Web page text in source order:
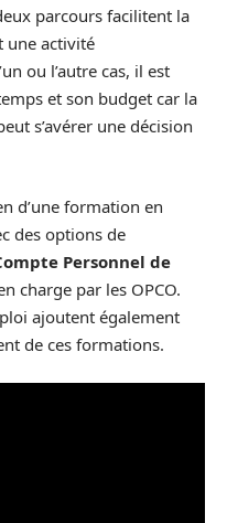
parcours facilitent la
une activité
ou l’autre cas, il est
et son budget car la
s’avérer une décision
d’une formation en
des options de
Personnel de
charge par les OPCO.
ajoutent également
de ces formations.